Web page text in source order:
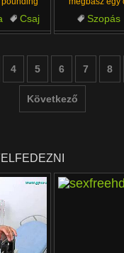
Csaj
Szopás
Cowgirl
4 5 6 7 8
Következő